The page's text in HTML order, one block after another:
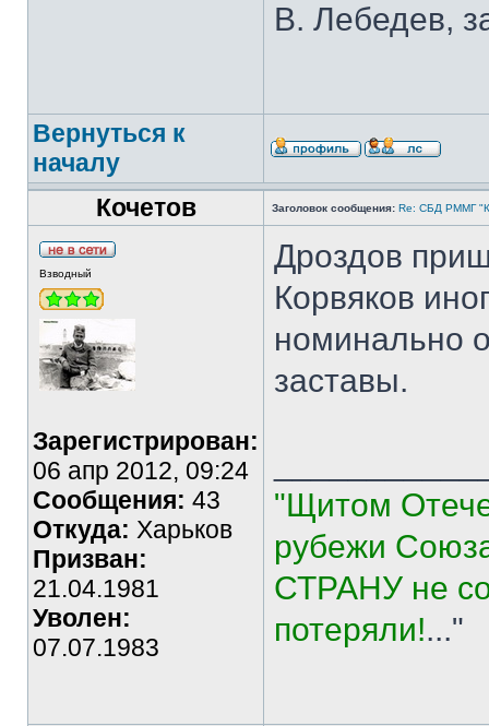
В. Лебедев,
Вернуться к
началу
Кочетов
Заголовок сообщения: Re: СБД РММГ
Взводный
Зарегистрирован:
06 апр 2012, 09:24
Сообщения: 43
Откуда: Харьков
Призван:
21.04.1981
Уволен:
07.07.1983
Дроздов
Корвяков
номинально
заставы.
"Щитом
рубежи
СТРАНУ не
потеряли!..."